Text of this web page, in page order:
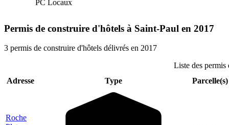
PC Locaux
Permis de construire d'hôtels à Saint-Paul en 2017
3 permis de construire d'hôtels délivrés en 2017
Liste des permis
Adresse
Type Parcelle(s)
Roche